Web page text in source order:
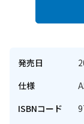
発売日
仕様
ISBNコード